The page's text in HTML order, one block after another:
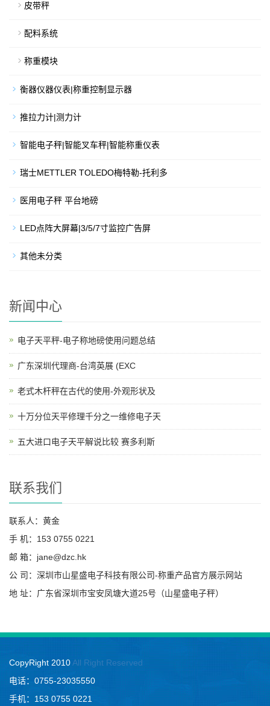
皮带秤
配料系统
称重模块
衡器仪器仪表|称重控制显示器
推拉力计|测力计
智能电子秤|智能叉车秤|智能称重仪表
瑞士METTLER TOLEDO梅特勒-托利多
医用电子秤 平台地磅
LED点阵大屏幕|3/5/7寸监控广告屏
其他未分类
新闻中心
电子天平秤-电子称地磅使用问题总结
广东深圳代理商-台湾英展 (EXC
老式木杆秤在古代的使用-外观形状及
十万分位天平修理千分之一维修电子天
五大进口电子天平解说比较 赛多利斯
联系我们
联系人：黄金
手 机：153 0755 0221
邮 箱：jane@dzc.hk
公 司：深圳市山星盛电子科技有限公司-称重产品官方展示网站
地 址：广东省深圳市宝安凤塘大道25号（山星盛电子秤）
CopyRight 2010All Right Reserved
电话：0755-23035550
手机：153 0755 0221